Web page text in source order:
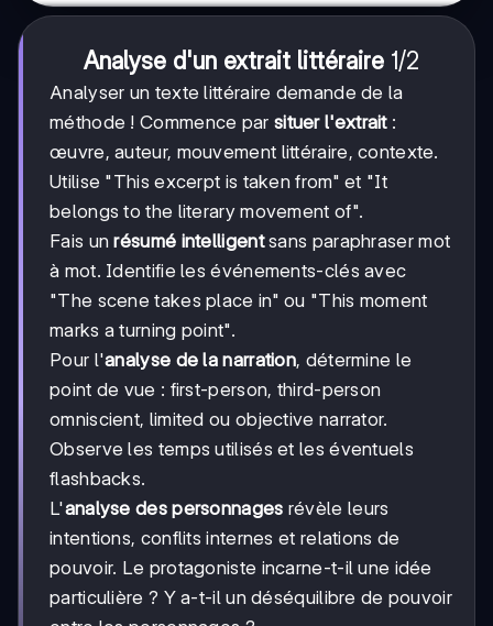
Analyse d'un extrait littéraire 1/2
1/2
Analyser un texte littéraire demande de la
méthode ! Commence par situer l'extrait:
œuvre, auteur, mouvement littéraire, contexte.
Utilise "This excerpt is taken from" et "It
belongs to the literary movement of".
Fais unrésumé intelligentsans paraphraser mot
à mot. Identifie les événements-clés avec
"The scene takes place in" ou "This moment
marks a turning point".
Pour l'analyse de la narration, détermine le
point de vue : first-person, third-person
omniscient, limited ou objective narrator.
Observe les temps utilisés et les éventuels
flashbacks.
L'analyse des personnages révèle leurs
intentions, conflits internes et relations de
pouvoir. Le protagoniste incarne-t-il une idée
particulière ? Y a-t-il un déséquilibre de pouvoir